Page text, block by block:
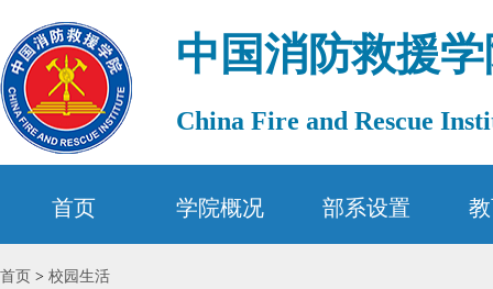
中国消防救援
China Fire and Rescue
首页 学院概况 部系设置
首页 > 校园生活